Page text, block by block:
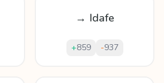
→ Idafe
+859 -937